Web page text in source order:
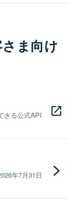
ま向け
きる公式API
年7月31日